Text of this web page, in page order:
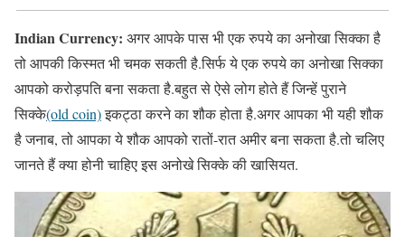
Indian Currency: अगर आपके पास भी एक रुपये का अनोखा सिक्का है
तो आपकी किस्मत भी चमक सकती है.सिर्फ ये एक रुपये का अनोखा सिक्का
आपको करोड़पति बना सकता है.बहुत से ऐसे लोग होते हैं जिन्हें पुराने
सिक्के(old coin)इकट्ठा करने का शौक होता है.अगर आपका भी यही शौक
है जनाब, तो आपका ये शौक आपको रातों-रात अमीर बना सकता है.तो चलिए
जानते हैं क्या होनी चाहिए इस अनोखे सिक्के की खासियत.